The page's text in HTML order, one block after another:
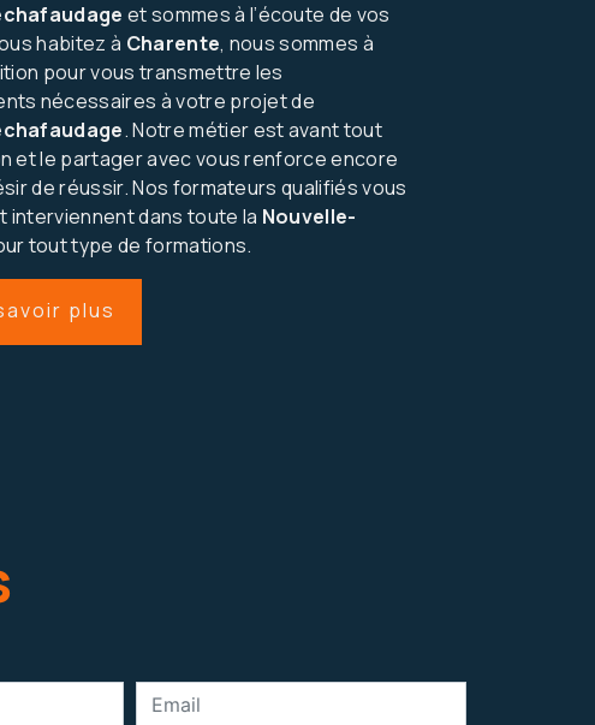
et sommes à l’écoute de vos
habitez à Charente, nous sommes à
pour vous transmettre les
nécessaires à votre projet de
. Notre métier est avant tout
et le partager avec vous renforce encore
de réussir. Nos formateurs qualifiés vous
interviennent dans toute la Nouvelle-
tout type de formations.
plus